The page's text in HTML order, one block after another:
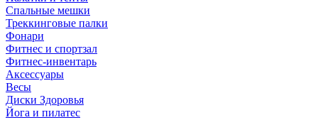
Спальные мешки
Треккинговые палки
Фонари
Фитнес и спортзал
Фитнес-инвентарь
Аксессуары
Весы
Диски Здоровья
Йога и пилатес